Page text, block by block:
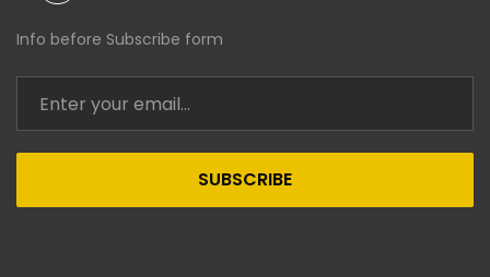
Info before Subscribe form
SUBSCRIBE